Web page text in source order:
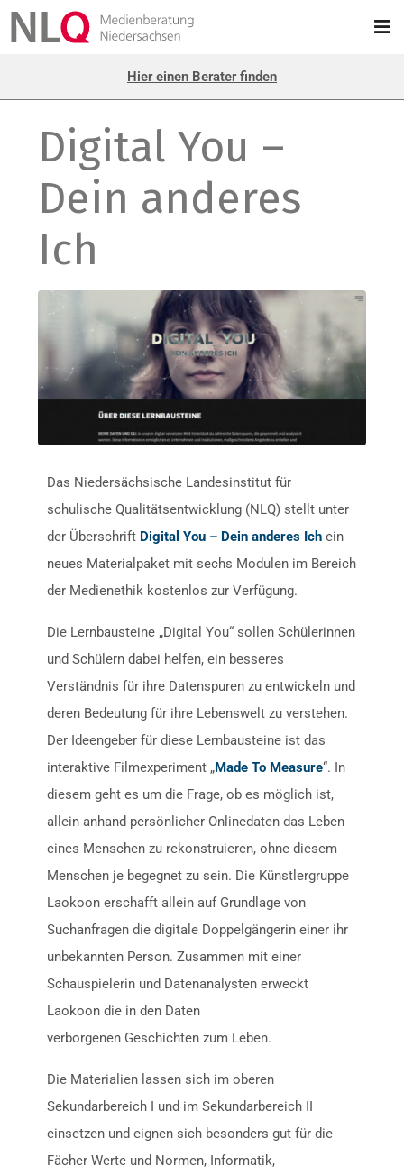
Hier einen Berater finden
Digital You –
Dein anderes
Ich
Das Niedersächsische Landesinstitut für
schulische Qualitätsentwicklung (NLQ) stellt unter
der Überschrift Digital You – Dein anderes Ich ein
neues Materialpaket mit sechs Modulen im Bereich
der Medienethik kostenlos zur Verfügung.
Die Lernbausteine „Digital You“ sollen Schülerinnen
und Schülern dabei helfen, ein besseres
Verständnis für ihre Datenspuren zu entwickeln und
deren Bedeutung für ihre Lebenswelt zu verstehen.
Der Ideengeber für diese Lernbausteine ist das
interaktive Filmexperiment „Made To Measure“. In
diesem geht es um die Frage, ob es möglich ist,
allein anhand persönlicher Onlinedaten das Leben
eines Menschen zu rekonstruieren, ohne diesem
Menschen je begegnet zu sein. Die Künstlergruppe
Laokoon erschafft allein auf Grundlage von
Suchanfragen die digitale Doppelgängerin einer ihr
unbekannten Person. Zusammen mit einer
Schauspielerin und Datenanalysten erweckt
Laokoon die in den Daten
verborgenen Geschichten zum Leben.
Die Materialien lassen sich im oberen
Sekundarbereich I und im Sekundarbereich II
einsetzen und eignen sich besonders gut für die
Fächer Werte und Normen, Informatik,